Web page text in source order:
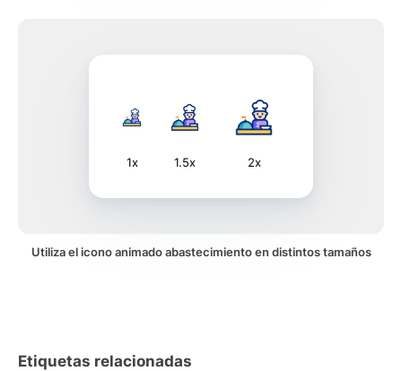
1x 1.5x 2x
Utiliza el icono animado abastecimiento en distintos tamaños
Etiquetas relacionadas